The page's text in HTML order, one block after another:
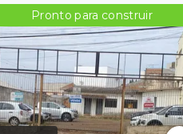
Pronto para construir